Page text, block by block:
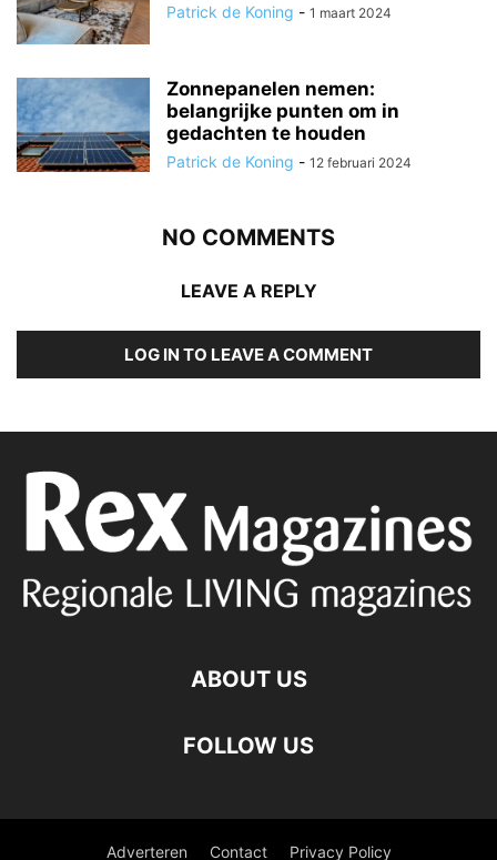
Patrick de Koning - 1 maart 2024
Zonnepanelen nemen:
belangrijke punten om in
gedachten te houden
Patrick de Koning - 12 februari 2024
NO COMMENTS
LEAVE A REPLY
LOG IN TO LEAVE A COMMENT
ABOUT US
FOLLOW US
Adverteren Contact Privacy Policy